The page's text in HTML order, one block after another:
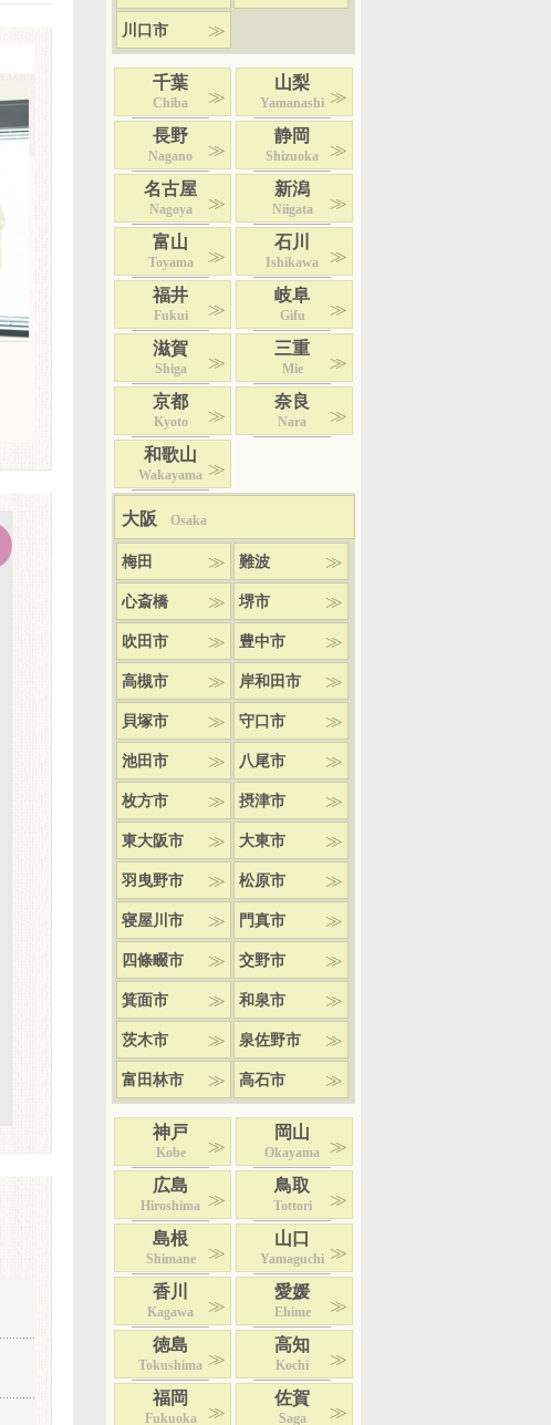
川口市
千葉
Chiba
山梨
Yamanashi
長野
Nagano
静岡
Shizuoka
名古屋
Nagoya
新潟
Niigata
富山
Toyama
石川
Ishikawa
福井
Fukui
岐阜
Gifu
滋賀
Shiga
三重
Mie
京都
Kyoto
奈良
Nara
和歌山
Wakayama
大阪 Osaka
梅田 難波
心斎橋 堺市
吹田市 豊中市
高槻市 岸和田市
貝塚市 守口市
池田市 八尾市
枚方市 摂津市
東大阪市 大東市
羽曳野市 松原市
寝屋川市 門真市
四條畷市 交野市
箕面市 和泉市
茨木市 泉佐野市
富田林市 高石市
神戸
Kobe
岡山
Okayama
広島
Hiroshima
鳥取
Tottori
島根
Shimane
山口
Yamaguchi
香川
Kagawa
愛媛
Ehime
徳島
Tokushima
高知
Kochi
福岡
Fukuoka
佐賀
Saga